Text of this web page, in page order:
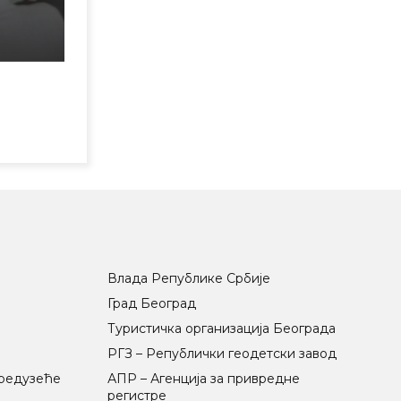
Влада Републике Србије
Град Београд
Туристичка организација Београда
РГЗ – Републички геодетски завод
АПР – Агенција за привредне
регистре